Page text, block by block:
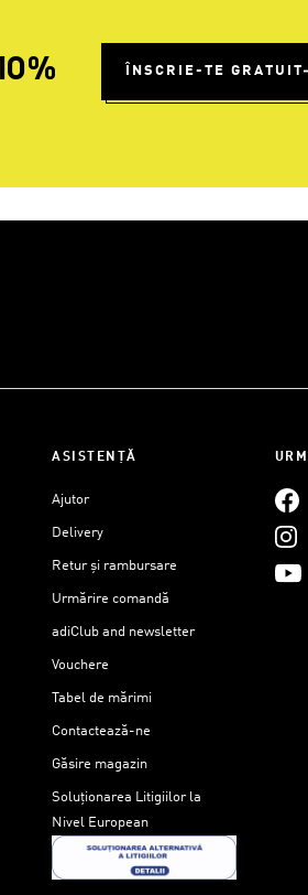
ÎNSCRIE-TE GRATUIT
ASISTENȚĂ
Ajutor
Delivery
Retur și rambursare
Urmărire comandă
adiClub and newsletter
Vouchere
Tabel de mărimi
Contactează-ne
Găsire magazin
Soluționarea Litigiilor la
Nivel European